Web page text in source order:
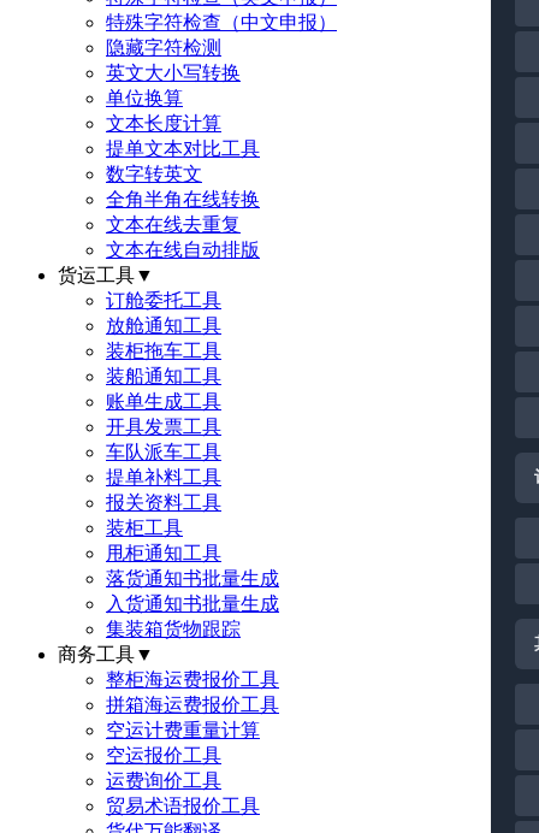
特殊字符检查（中文申报）
隐藏字符检测
英文大小写转换
单位换算
文本长度计算
提单文本对比工具
数字转英文
全角半角在线转换
文本在线去重复
文本在线自动排版
货运工具▼
订舱委托工具
放舱通知工具
装柜拖车工具
装船通知工具
账单生成工具
开具发票工具
车队派车工具
提单补料工具
报关资料工具
装柜工具
甩柜通知工具
落货通知书批量生成
入货通知书批量生成
集装箱货物跟踪
商务工具▼
整柜海运费报价工具
拼箱海运费报价工具
空运计费重量计算
空运报价工具
运费询价工具
贸易术语报价工具